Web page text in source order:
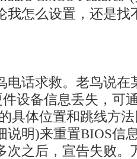
我怎么设置，还是
电话求救。老鸟说在
设备信息丢失，可
具体位置和跳线方
说明)来重置BIOS信
次之后，宣告失败。